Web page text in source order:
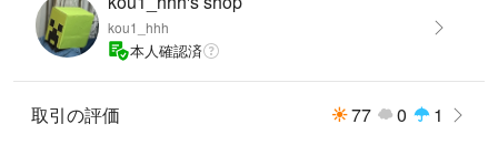
#MEDICOMTOY
#BE@RBRICK
#BE@RBRICK100&400%
#BE@RBRICK1000%
kou1_hhh
本人確認済
取引の評価 77 0 1